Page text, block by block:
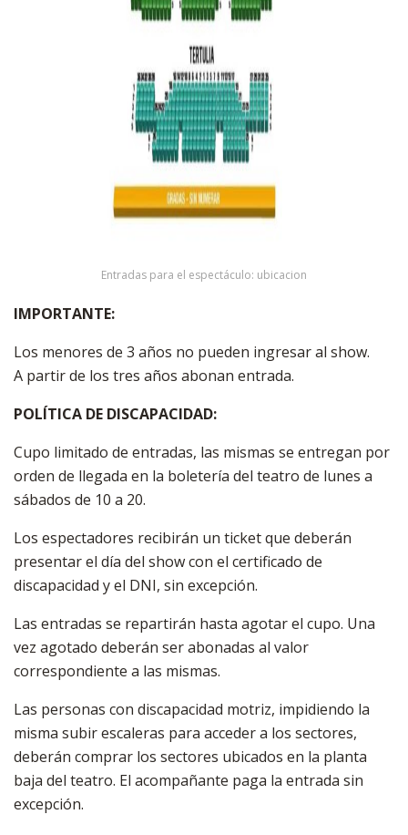
Entradas para el espectáculo: ubicacion
IMPORTANTE:
Los menores de 3 años no pueden ingresar al show.
A partir de los tres años abonan entrada.
POLÍTICA DE DISCAPACIDAD:
Cupo limitado de entradas, las mismas se entregan por
orden de llegada en la boletería del teatro de lunes a
sábados de 10 a 20.
Los espectadores recibirán un ticket que deberán
presentar el día del show con el certificado de
discapacidad y el DNI, sin excepción.
Las entradas se repartirán hasta agotar el cupo. Una
vez agotado deberán ser abonadas al valor
correspondiente a las mismas.
Las personas con discapacidad motriz, impidiendo la
misma subir escaleras para acceder a los sectores,
deberán comprar los sectores ubicados en la planta
baja del teatro. El acompañante paga la entrada sin
excepción.